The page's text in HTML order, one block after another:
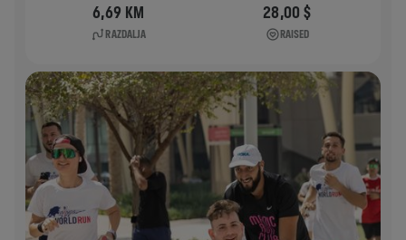
6,69 KM
RAZDALJA
28,00 $
RAISED